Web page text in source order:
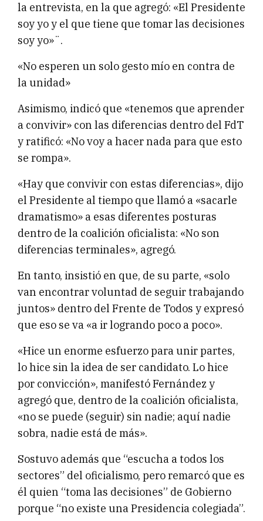
la entrevista, en la que agregó: «El Presidente
soy yo y el que tiene que tomar las decisiones
soy yo»¨.
«No esperen un solo gesto mío en contra de
la unidad»
Asimismo, indicó que «tenemos que aprender
a convivir» con las diferencias dentro del FdT
y ratificó: «No voy a hacer nada para que esto
se rompa».
«Hay que convivir con estas diferencias», dijo
el Presidente al tiempo que llamó a «sacarle
dramatismo» a esas diferentes posturas
dentro de la coalición oficialista: «No son
diferencias terminales», agregó.
En tanto, insistió en que, de su parte, «solo
van encontrar voluntad de seguir trabajando
juntos» dentro del Frente de Todos y expresó
que eso se va «a ir logrando poco a poco».
«Hice un enorme esfuerzo para unir partes,
lo hice sin la idea de ser candidato. Lo hice
por convicción», manifestó Fernández y
agregó que, dentro de la coalición oficialista,
«no se puede (seguir) sin nadie; aquí nadie
sobra, nadie está de más».
Sostuvo además que “escucha a todos los
sectores” del oficialismo, pero remarcó que es
él quien “toma las decisiones” de Gobierno
porque “no existe una Presidencia colegiada”.